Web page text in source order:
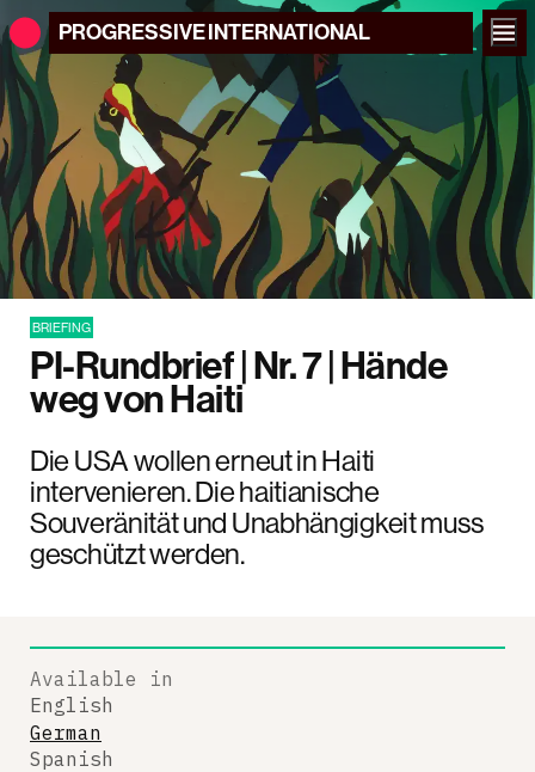
PROGRESSIVEINTERNATIONAL
BRIEFING
PI-Rundbrief | Nr. 7 | Hände
weg von Haiti
Die USA wollen erneut in Haiti
intervenieren. Die haitianische
Souveränität und Unabhängigkeit muss
geschützt werden.
Available in
English
German
Spanish